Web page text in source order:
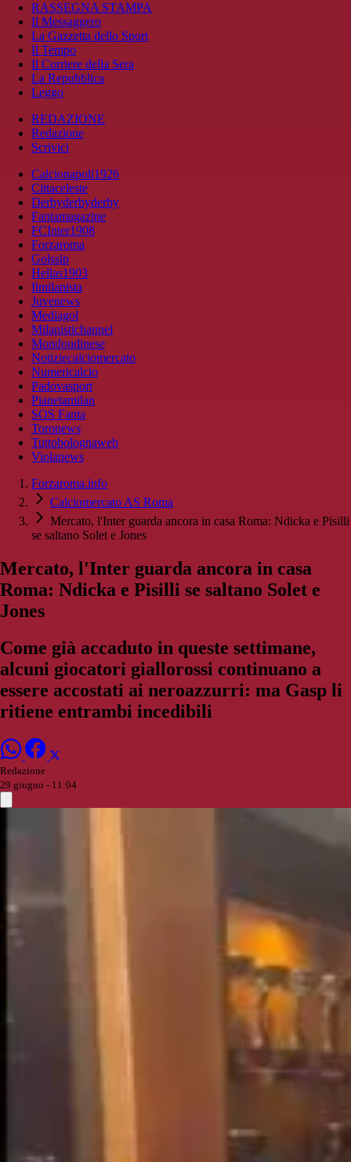
RASSEGNA STAMPA
Il Messaggero
La Gazzetta dello Sport
Il Tempo
Il Corriere della Sera
La Repubblica
Leggo
REDAZIONE
Redazione
Scrivici
Calcionapoli1926
Cittaceleste
Derbyderbyderby
Fantamagazine
FCInter1908
Forzaroma
Golssip
Hellas1903
Ilmilanista
Juvenews
Mediagol
Milanistichannel
Mondoudinese
Notiziecalciomercato
Numericalcio
Padovasport
Pianetamilan
SOS Fanta
Toronews
Tuttobolognaweb
Violanews
Forzaroma.info
Calciomercato AS Roma
Mercato, l'Inter guarda ancora in casa Roma: Ndicka e Pisilli
se saltano Solet e Jones
Mercato, l'Inter guarda ancora in casa
Roma: Ndicka e Pisilli se saltano Solet e
Jones
Come già accaduto in queste settimane,
alcuni giocatori giallorossi continuano a
essere accostati ai neroazzurri: ma Gasp li
ritiene entrambi incedibili
Redazione
29 giugno - 11:04